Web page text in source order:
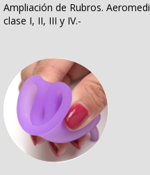
Ampliación de Rubros.
clase I, II, III y IV.-